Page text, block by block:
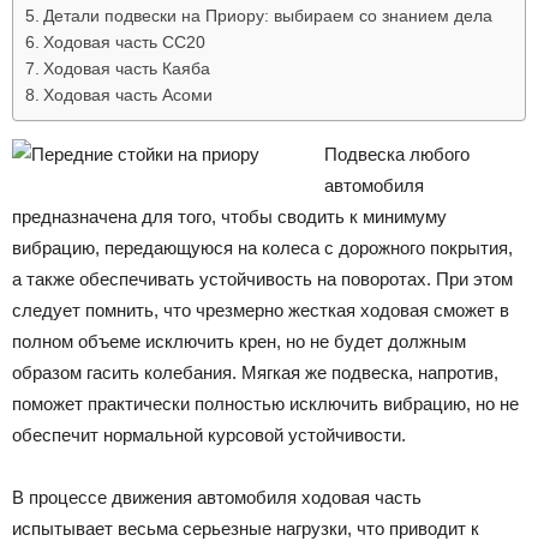
Детали подвески на Приору: выбираем со знанием дела
Ходовая часть СС20
Ходовая часть Каяба
Ходовая часть Асоми
Подвеска любого
автомобиля
предназначена для того, чтобы сводить к минимуму
вибрацию, передающуюся на колеса с дорожного покрытия,
а также обеспечивать устойчивость на поворотах. При этом
следует помнить, что чрезмерно жесткая ходовая сможет в
полном объеме исключить крен, но не будет должным
образом гасить колебания. Мягкая же подвеска, напротив,
поможет практически полностью исключить вибрацию, но не
обеспечит нормальной курсовой устойчивости.
В процессе движения автомобиля ходовая часть
испытывает весьма серьезные нагрузки, что приводит к